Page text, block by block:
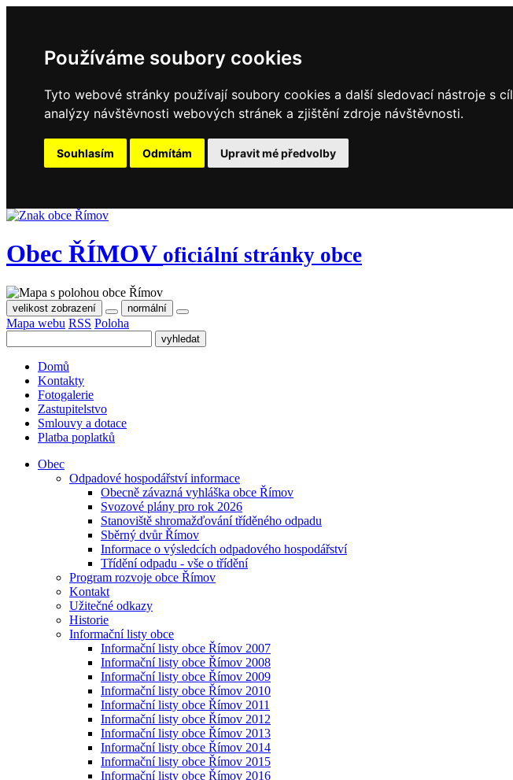
Používáme soubory cookies
Tyto webové stránky používají soubory cookies a další sledovací nástroje s
analýzy návštěvnosti webových stránek a zjištění zdroje návštěvnosti.
Souhlasím Odmítám Upravit mé předvolby
Obec ŘÍMOV oficiální stránky obce
velikost zobrazení normální
Mapa webu RSS Poloha
Domů
Kontakty
Fotogalerie
Zastupitelstvo
Smlouvy a dotace
Platba poplatků
Obec
Odpadové hospodářství informace
Obecně závazná vyhláška obce Římov
Svozové plány pro rok 2026
Stanoviště shromažďování tříděného odpadu
Sběrný dvůr Římov
Informace o výsledcích odpadového hospodářství
Třídění odpadu - vše o třídění
Program rozvoje obce Římov
Kontakt
Užitečné odkazy
Historie
Informační listy obce
Informační listy obce Římov 2007
Informační listy obce Římov 2008
Informační listy obce Římov 2009
Informační listy obce Římov 2010
Informační listy obce Římov 2011
Informační listy obce Římov 2012
Informační listy obce Římov 2013
Informační listy obce Římov 2014
Informační listy obce Římov 2015
Informační listy obce Římov 2016